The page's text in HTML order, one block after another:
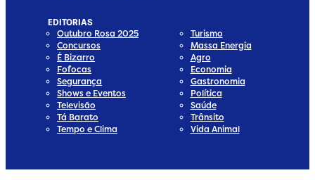
EDITORIAS
Outubro Rosa 2025
Concursos
É Bizarro
Fofocas
Segurança
Shows e Eventos
Televisão
Tá Barato
Tempo e Clima
Turismo
Massa Energia
Agro
Economia
Gastronomia
Política
Saúde
Trânsito
Vida Animal